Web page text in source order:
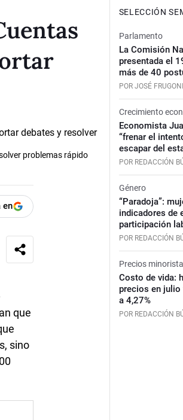
problemas rápido
en
que
sino
SELECCIÓN
Parlamento
La Comisión
presentada el
más de 40
POR JOSÉ FRUGONI
Crecimiento
Economista
“frenar el
escapar del
POR REDACCIÓN
Género
“Paradoja”:
indicadores de
participación
POR REDACCIÓN
Precios
Costo de vida:
precios en
a 4,27%
POR REDACCIÓN